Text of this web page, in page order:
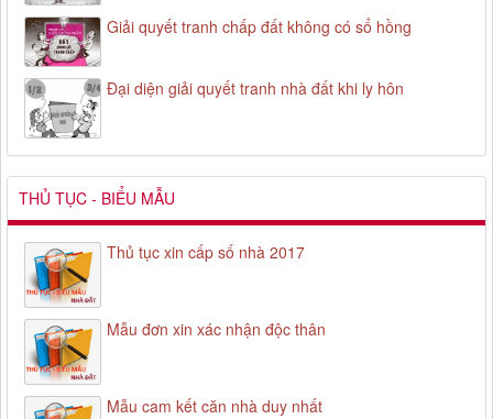
Giải quyết tranh chấp đất không có sổ hồng
Đại diện giải quyết tranh nhà đất khi ly hôn
THỦ TỤC - BIỂU MẪU
Thủ tục xin cấp số nhà 2017
Mẫu đơn xin xác nhận độc thân
Mẫu cam kết căn nhà duy nhất